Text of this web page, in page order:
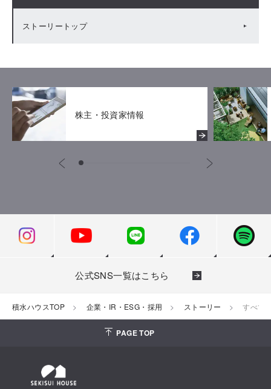
ストーリートップ
株主・投資家情報
公式SNS一覧はこちら
積水ハウスTOP 企業・IR・ESG・採用 ストーリー すべて
PAGE TOP